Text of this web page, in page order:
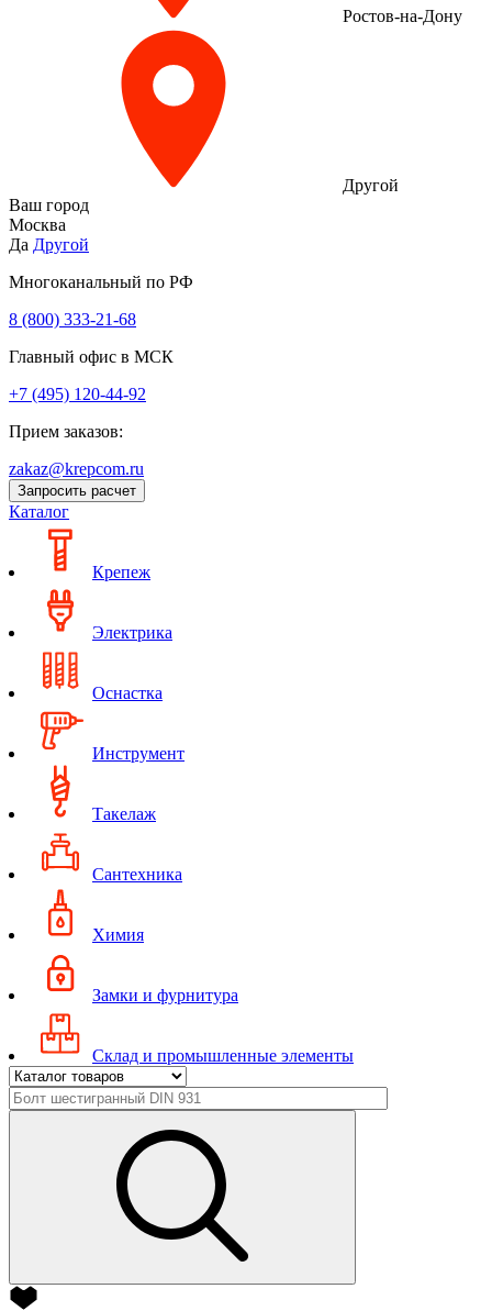
Ростов-на-Дону
Другой
Ваш город
Москва
Да Другой
Многоканальный по РФ
8 (800) 333‑21-68
Главный офис в МСК
+7 (495) 120-44-92
Прием заказов:
zakaz@krepcom.ru
Запросить расчет
Каталог
Крепеж
Электрика
Оснастка
Инструмент
Такелаж
Сантехника
Химия
Замки и фурнитура
Склад и промышленные элементы